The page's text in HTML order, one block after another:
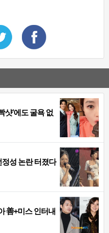
샷’에도 굴욕 없
성 논란 터졌다
善+미스 인터내